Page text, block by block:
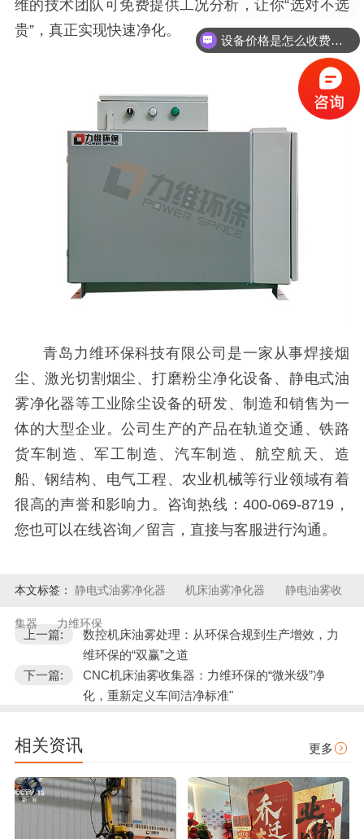
维的技术团队可免费提供工况分析，让你“选对不选
贵”，真正实现快速净化。
青岛力维环保科技有限公司是一家从事焊接烟
尘、激光切割烟尘、打磨粉尘净化设备、静电式油
雾净化器等工业除尘设备的研发、制造和销售为一
体的大型企业。公司生产的产品在轨道交通、铁路
货车制造、军工制造、汽车制造、航空航天、造
船、钢结构、电气工程、农业机械等行业领域有着
很高的声誉和影响力。咨询热线：400-069-8719，
您也可以在线咨询／留言，直接与客服进行沟通。
本文标签： 静电式油雾净化器 机床油雾净化器 静电油雾收
集器 力维环保
上一篇:
数控机床油雾处理：从环保合规到生产增效，力
维环保的“双赢”之道
下一篇:
CNC机床油雾收集器：力维环保的“微米级”净
化，重新定义车间洁净标准"
相关资讯 更多
设备价格是怎么收费的？